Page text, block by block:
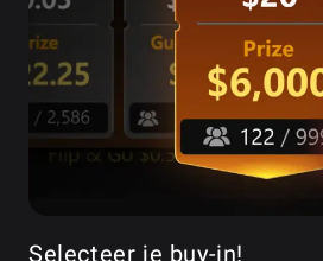
Selecteer je buy-in!